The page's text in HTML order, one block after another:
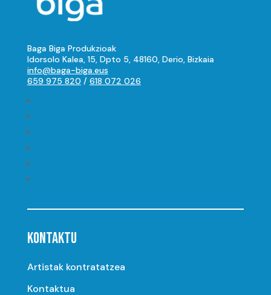
Baga Biga Produkzioak
Idorsolo Kalea, 15, Dpto 5, 48160, Derio, Bizkaia
info@baga-biga.eus
659 975 820 / 618 072 026
KONTAKTU
Artistak kontratatzea
Kontaktua